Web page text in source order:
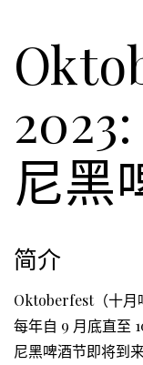
尼黑
简介
Oktoberfest（十月
每年自 9 月底直至
尼黑啤酒节即将到